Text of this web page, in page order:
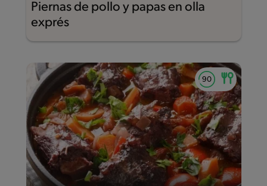
Piernas de pollo y papas en olla
exprés